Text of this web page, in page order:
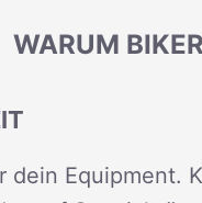
WARUM
dein Equipment.